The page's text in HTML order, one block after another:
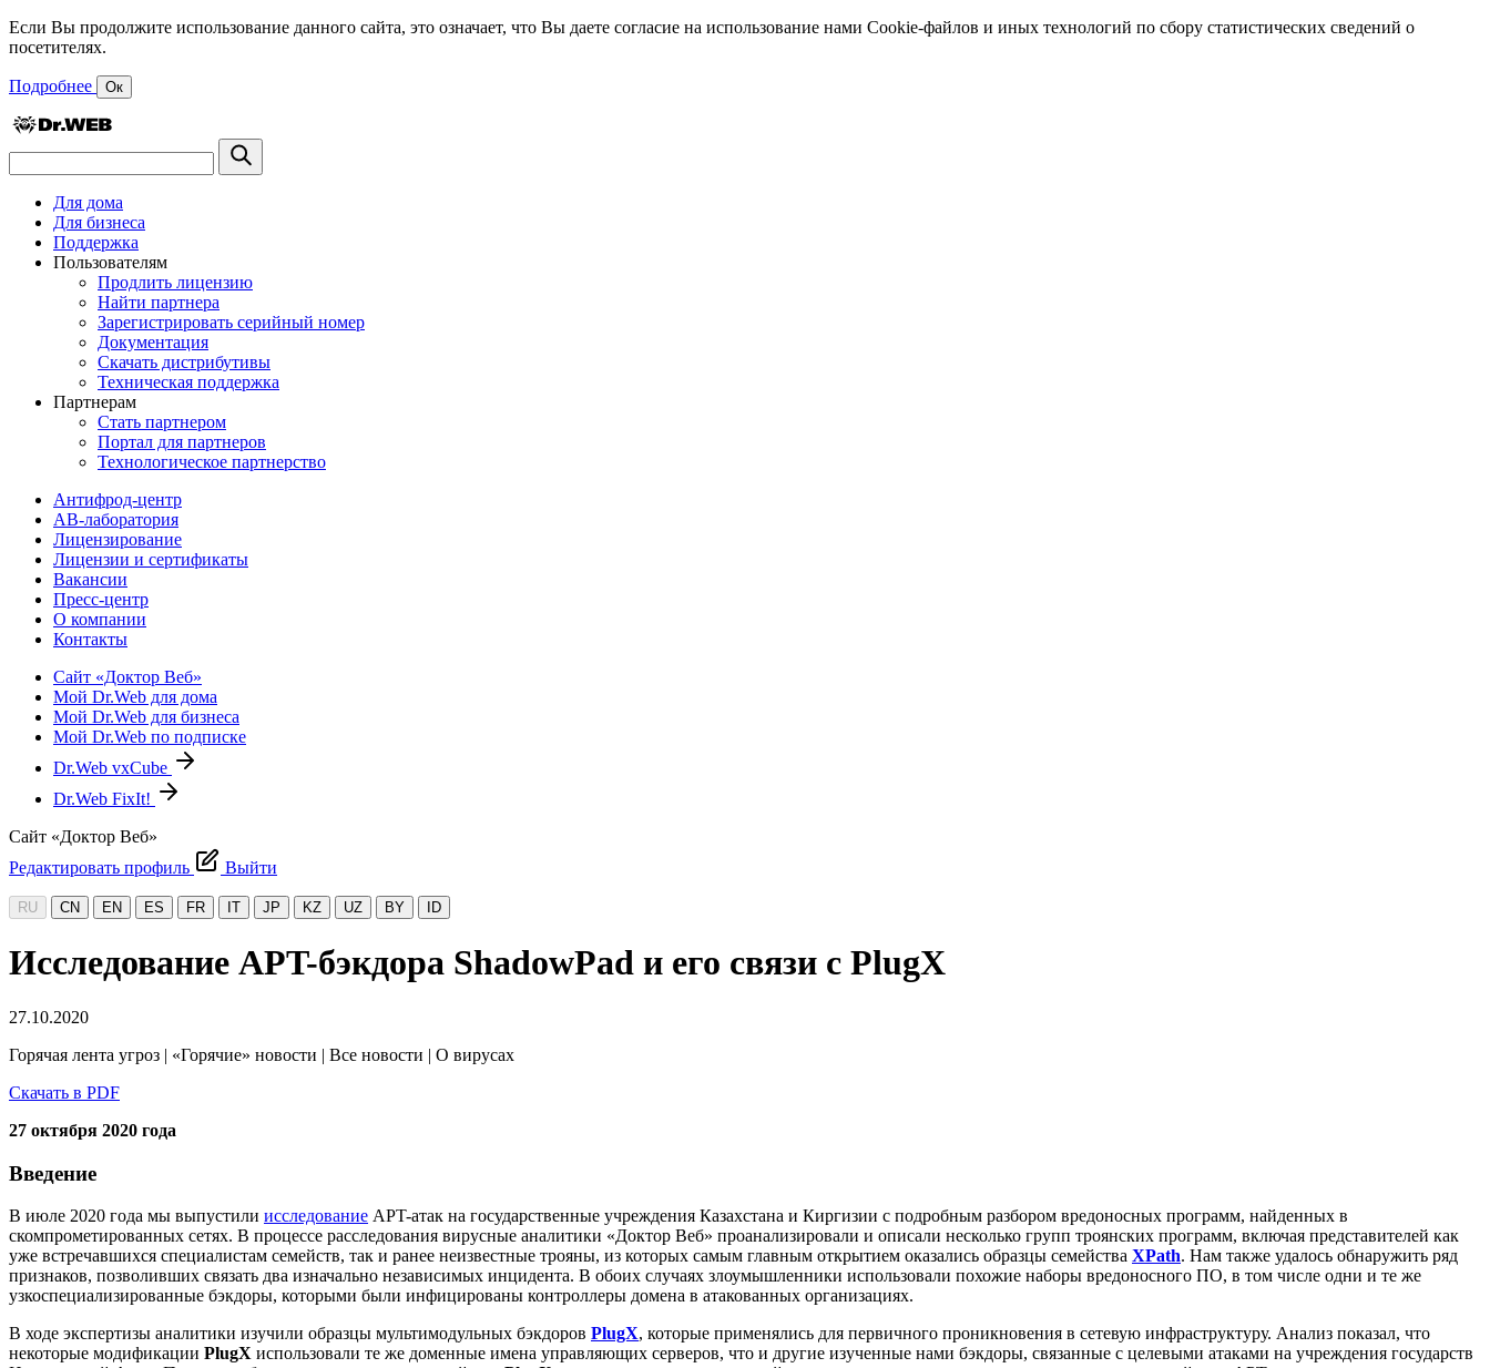
Если Вы продолжите использование данного сайта, это означает, что Вы даете согласие на использование нами Cookie-файлов и иных технологий по сбору статистических сведений о
посетителях.
Подробнее Ок
Для дома
Для бизнеса
Поддержка
Пользователям
Продлить лицензию
Найти партнера
Зарегистрировать серийный номер
Документация
Скачать дистрибутивы
Техническая поддержка
Партнерам
Стать партнером
Портал для партнеров
Технологическое партнерство
Антифрод-центр
АВ-лаборатория
Лицензирование
Лицензии и сертификаты
Вакансии
Пресс-центр
О компании
Контакты
Сайт «Доктор Веб»
Мой Dr.Web для дома
Мой Dr.Web для бизнеса
Мой Dr.Web по подписке
Dr.Web vxCube
Dr.Web FixIt!
Сайт «Доктор Веб»
Редактировать профиль
Выйти
RU CN EN ES FR IT JP KZ UZ BY ID
Исследование APT-бэкдора ShadowPad и его связи с PlugX
27.10.2020
Горячая лента угроз | «Горячие» новости | Все новости | О вирусах
Скачать в PDF
27 октября 2020 года
Введение
В июле 2020 года мы выпустили исследование APT-атак на государственные учреждения Казахстана и Киргизии с подробным разбором вредоносных программ, найденных в
скомпрометированных сетях. В процессе расследования вирусные аналитики «Доктор Веб» проанализировали и описали несколько групп троянских программ, включая представителей как
уже встречавшихся специалистам семейств, так и ранее неизвестные трояны, из которых самым главным открытием оказались образцы семейства XPath. Нам также удалось обнаружить ряд
признаков, позволивших связать два изначально независимых инцидента. В обоих случаях злоумышленники использовали похожие наборы вредоносного ПО, в том числе одни и те же
узкоспециализированные бэкдоры, которыми были инфицированы контроллеры домена в атакованных организациях.
В ходе экспертизы аналитики изучили образцы мультимодульных бэкдоров PlugX, которые применялись для первичного проникновения в сетевую инфраструктуру. Анализ показал, что
некоторые модификации PlugX использовали те же доменные имена управляющих серверов, что и другие изученные нами бэкдоры, связанные с целевыми атаками на учреждения государств